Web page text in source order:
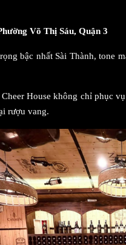
Võ Thị Sáu, Quận 3
bậc nhất Sài Thành, tone
House không chỉ phục
rượu vang.